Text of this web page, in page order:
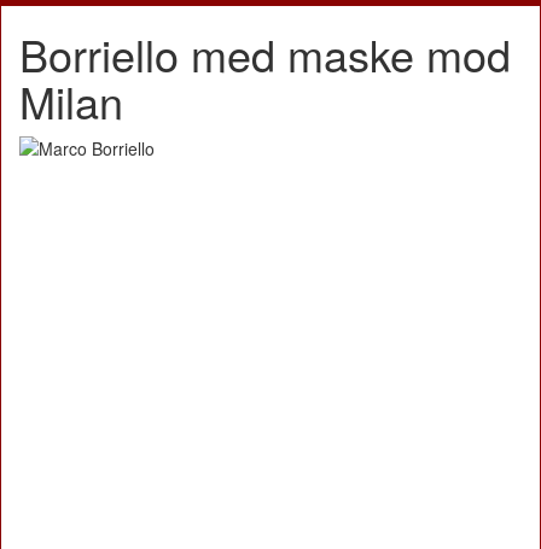
Borriello med maske mod
Milan